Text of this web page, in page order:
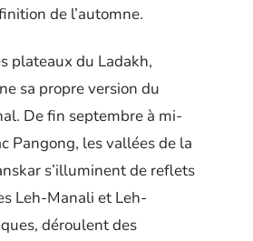
de l’automne.
plateaux du Ladakh,
sa propre version du
De fin septembre à mi-
Pangong, les vallées de la
s’illuminent de reflets
Leh-Manali et Leh-
déroulent des